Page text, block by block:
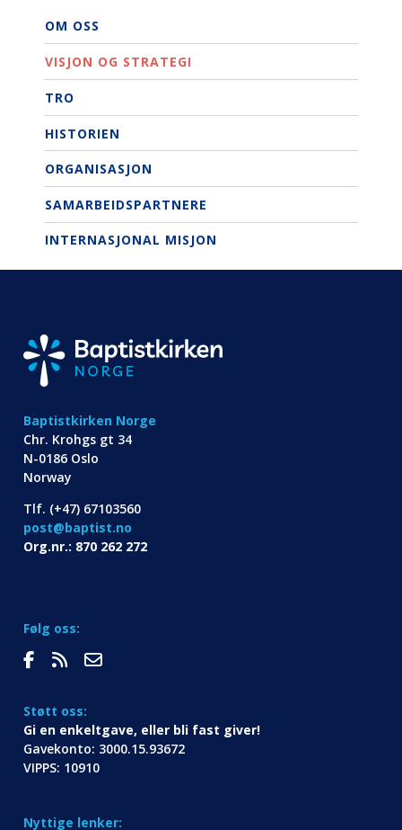
OM OSS
VISJON OG STRATEGI
TRO
HISTORIEN
ORGANISASJON
SAMARBEIDSPARTNERE
INTERNASJONAL MISJON
Baptistkirken Norge
Chr. Krohgs gt 34
N-0186 Oslo
Norway
Tlf. (+47) 67103560
post@baptist.no
Org.nr.: 870 262 272
Følg oss:
Støtt oss:
Gi en enkeltgave, eller bli fast giver!
Gavekonto: 3000.15.93672
VIPPS: 10910
Nyttige lenker: